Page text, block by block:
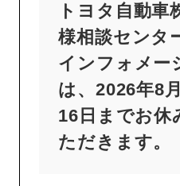
トヨタ自動車
様相談センタ
インフォメー
は、2026年8
16日までお休
ただきます。